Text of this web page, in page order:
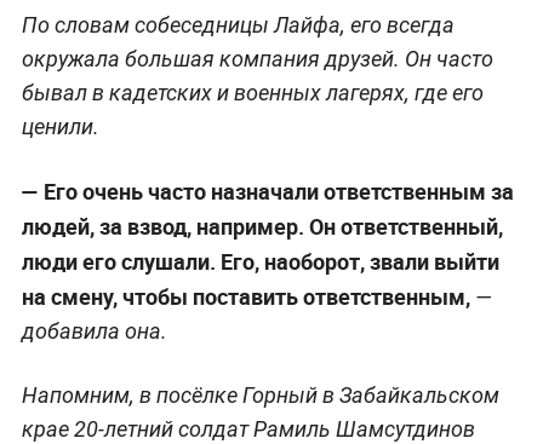
По словам собеседницы Лайфа, его всегда
окружала большая компания друзей. Он часто
бывал в кадетских и военных лагерях, где его
ценили.
— Его очень часто назначали ответственным за
людей, за взвод, например. Он ответственный,
люди его слушали. Его, наоборот, звали выйти
на смену, чтобы поставить ответственным, —
добавила она.
Напомним, в посёлке Горный в Забайкальском
крае 20-летний солдат Рамиль Шамсутдинов